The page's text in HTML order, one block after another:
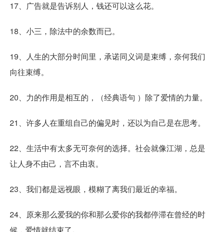
17、广告就是告诉别人，钱还可以这么花。
18、小三，除法中的余数而已。
19、人生的大部分时间里，承诺同义词是束缚，奈何我们
向往束缚。
20、力的作用是相互的，（经典语句 ）除了爱情的力量。
21、许多人在重组自己的偏见时，还以为自己是在思考。
22、生活中有太多无可奈何的选择。社会就像江湖，总是
让人身不由己，言不由衷。
23、我们都是远视眼，模糊了离我们最近的幸福。
24、原来那么爱我的你和那么爱你的我都停滞在曾经的时
候，爱情就结束了。